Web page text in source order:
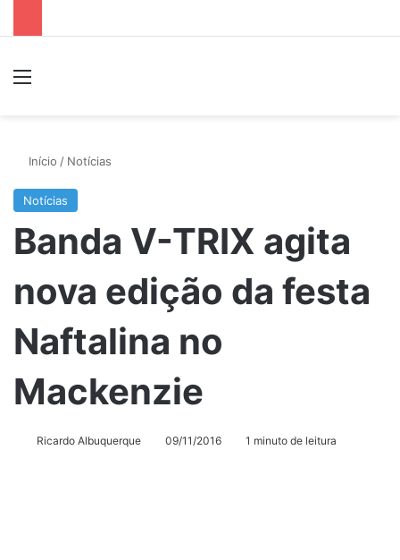
Início / Notícias
Notícias
Banda V-TRIX agita
nova edição da festa
Naftalina no
Mackenzie
Ricardo Albuquerque 09/11/2016 1 minuto de leitura